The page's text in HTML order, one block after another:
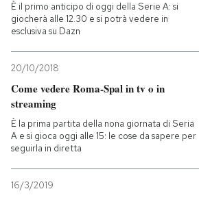
È il primo anticipo di oggi della Serie A: si
giocherà alle 12.30 e si potrà vedere in
esclusiva su Dazn
20/10/2018
Come vedere Roma-Spal in tv o in
streaming
È la prima partita della nona giornata di Seria
A e si gioca oggi alle 15: le cose da sapere per
seguirla in diretta
16/3/2019